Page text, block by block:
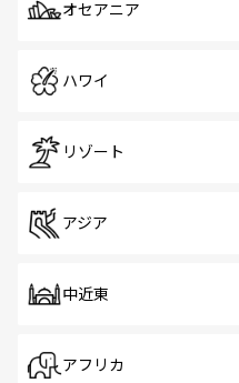
オセアニア
ハワイ
リゾート
アジア
中近東
アフリカ